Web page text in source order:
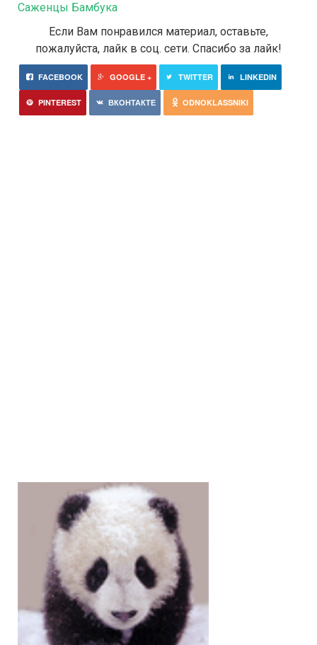
Саженцы Бамбука
Если Вам понравился материал, оставьте,
пожалуйста, лайк в соц. сети. Спасибо за лайк!
FACEBOOK GOOGLE + TWITTER LINKEDIN
PINTEREST ВКОНТАКТЕ ODNOKLASSNIKI